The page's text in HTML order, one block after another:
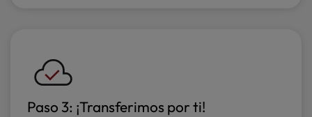
Paso 3: ¡Transferimos por ti!